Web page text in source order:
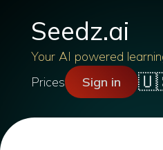
Seedz.ai
Your AI powered
Prices
Sign in